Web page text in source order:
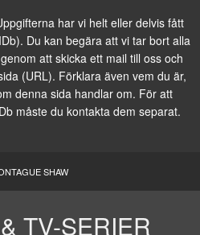
har vi helt eller delvis fått
. Du kan begära att vi tar bort alla
att skicka ett mail till oss och
(URL). Förklara även vem du är,
denna sida handlar om. För att
måste du kontakta dem separat.
SHAW
TV-SERIER